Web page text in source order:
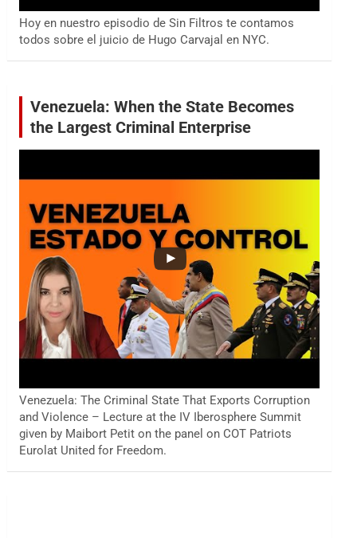
Hoy en nuestro episodio de Sin Filtros te contamos
todos sobre el juicio de Hugo Carvajal en NYC.
Venezuela: When the State Becomes
the Largest Criminal Enterprise
Venezuela: The Criminal State That Exports Corruption
and Violence – Lecture at the IV Iberosphere Summit
given by Maibort Petit on the panel on COT Patriots
Eurolat United for Freedom.